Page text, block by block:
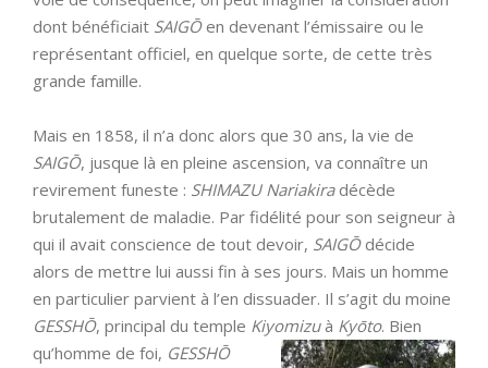
dont bénéficiait SAIGŌen devenant l’émissaire ou le
représentant officiel, en quelque sorte, de cette très
grande famille.
Mais en 1858, il n’a donc alors que 30 ans, la vie de
SAIGŌ, jusque là en pleine ascension, va connaître un
revirement funeste : SHIMAZU Nariakiradécède
brutalement de maladie. Par fidélité pour son seigneur à
qui il avait conscience de tout devoir, SAIGŌdécide
alors de mettre lui aussi fin à ses jours. Mais un homme
en particulier parvient à l’en dissuader. Il s’agit du moine
GESSHŌ, principal du temple Kiyomizuà Kyōto. Bien
qu’homme de foi, GESSHŌ